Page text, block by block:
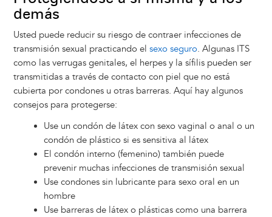
demás
Usted puede reducir su riesgo de contraer infecciones de
transmisión sexual practicando el sexo seguro. Algunas ITS
como las verrugas genitales, el herpes y la sífilis pueden ser
transmitidas a través de contacto con piel que no está
cubierta por condones u otras barreras. Aquí hay algunos
consejos para protegerse:
Use un condón de látex con sexo vaginal o anal o un
condón de plástico si es sensitiva al látex
El condón interno (femenino) también puede
prevenir muchas infecciones de transmisión sexual
Use condones sin lubricante para sexo oral en un
hombre
Use barreras de látex o plásticas como una barrera